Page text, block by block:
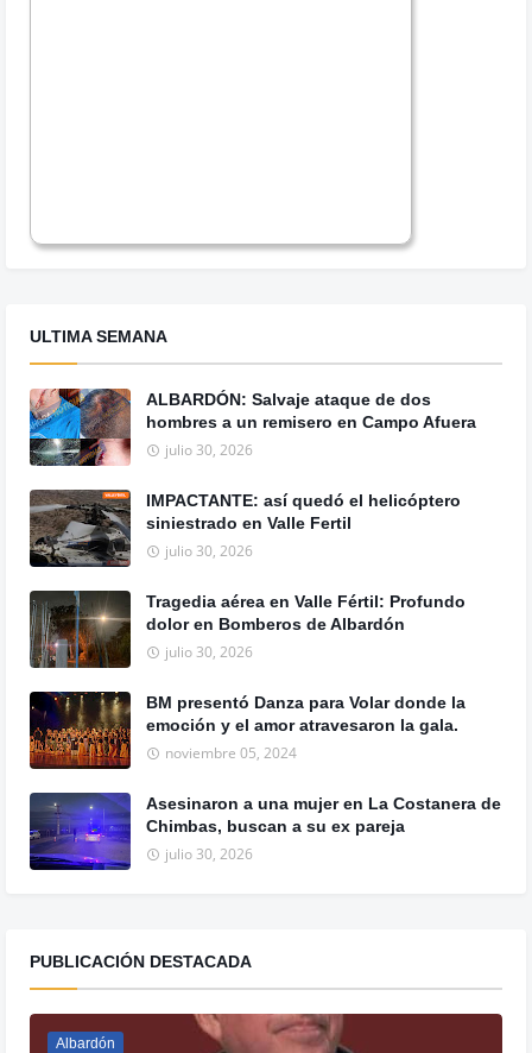
ULTIMA SEMANA
ALBARDÓN: Salvaje ataque de dos
hombres a un remisero en Campo Afuera
julio 30, 2026
IMPACTANTE: así quedó el helicóptero
siniestrado en Valle Fertil
julio 30, 2026
Tragedia aérea en Valle Fértil: Profundo
dolor en Bomberos de Albardón
julio 30, 2026
BM presentó Danza para Volar donde la
emoción y el amor atravesaron la gala.
noviembre 05, 2024
Asesinaron a una mujer en La Costanera de
Chimbas, buscan a su ex pareja
julio 30, 2026
PUBLICACIÓN DESTACADA
Albardón